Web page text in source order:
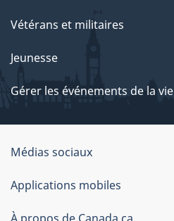
Vétérans et militaires
Jeunesse
Gérer les événements de la vie
Organisation
du
gouvernement
Médias sociaux
Applications mobiles
À propos de Canada.ca